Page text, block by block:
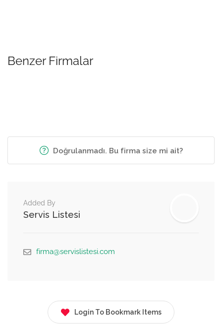
Benzer Firmalar
Doğrulanmadı. Bu firma size mi ait?
Added By
Servis Listesi
firma@servislistesi.com
Login To Bookmark Items